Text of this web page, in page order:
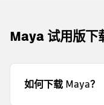
Maya 试用版下
如何下载 Maya？